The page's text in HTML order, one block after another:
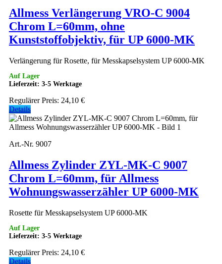
Allmess Verlängerung VRO-C 9004
Chrom L=60mm, ohne
Kunststoffobjektiv, für UP 6000-MK
Verlängerung für Rosette, für Messkapselsystem UP 6000-MK
Auf Lager
Lieferzeit: 3-5 Werktage
Regulärer Preis: 24,10 €
Details
Art.-Nr. 9007
Allmess Zylinder ZYL-MK-C 9007
Chrom L=60mm, für Allmess
Wohnungswasserzähler UP 6000-MK
Rosette für Messkapselsystem UP 6000-MK
Auf Lager
Lieferzeit: 3-5 Werktage
Regulärer Preis: 24,10 €
Details